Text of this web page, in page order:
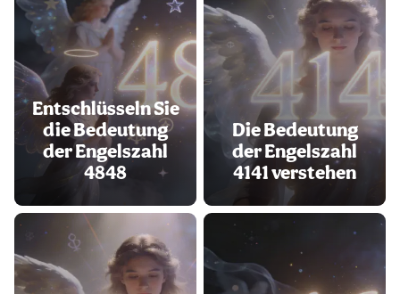
Entschlüsseln Sie
die Bedeutung
der Engelszahl
4848
Die Bedeutung
der Engelszahl
4141 verstehen